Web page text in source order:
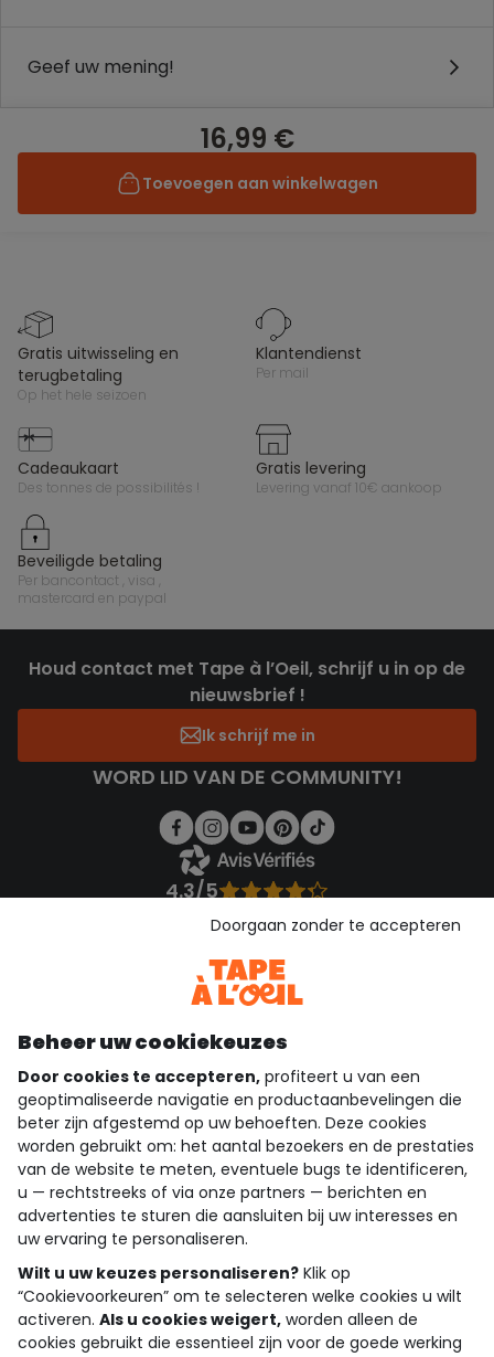
Geef uw mening!
16,99 €
Toevoegen aan winkelwagen
gratis uitwisseling en
terugbetaling
op het hele seizoen
klantendienst
per mail
cadeaukaart
des tonnes de possibilités !
gratis levering
levering vanaf 10€ aankoop
beveiligde betaling
per bancontact , visa ,
mastercard en paypal
Houd contact met Tape à l’Oeil, schrijf u in op de
nieuwsbrief !
Ik schrijf me in
WORD LID VAN DE COMMUNITY!
4.3/5
Bekijk de vertrouwensverklaring
Download onze applicatie
Ontdek onze applicatie
wie zijn we?
hulp nodig
loyalty club
onze catalogus
Beheer uw cookiekeuzes
Door cookies te accepteren, profiteert u van een
geoptimaliseerde navigatie en productaanbevelingen die
beter zijn afgestemd op uw behoeften. Deze cookies
worden gebruikt om: het aantal bezoekers en de prestaties
van de website te meten, eventuele bugs te identificeren,
u — rechtstreeks of via onze partners — berichten en
advertenties te sturen die aansluiten bij uw interesses en
uw ervaring te personaliseren.
Wilt u uw keuzes personaliseren? Klik op
“Cookievoorkeuren” om te selecteren welke cookies u wilt
activeren. Als u cookies weigert, worden alleen de
cookies gebruikt die essentieel zijn voor de goede werking
Doorgaan zonder te accepteren